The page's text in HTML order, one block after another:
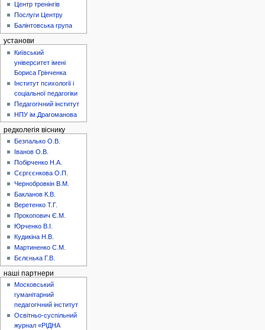
Центр тренінгів
Послуги Центру
Балінтовська група
установи
Київський
університет імені
Бориса Грінченка
Інститут психології і
соціальної педагогіки
Педагогічний інститут
НПУ ім.Драгоманова
редколегія віснику
Безпалько О.В.
Іванов О.В.
Побірченко Н.А.
Сєргєєнкова О.П.
Чернобровкін В.М.
Бакланов К.В.
Веретенко Т.Г.
Прокопович Є.М.
Юрченко В.І.
Кудикіна Н.В.
Мартиненко С.М.
Бєлєнька Г.В.
наші партнери
Московський
гуманітарний
педагогічний інститут
Освітньо-суспільний
журнал «РІДНА